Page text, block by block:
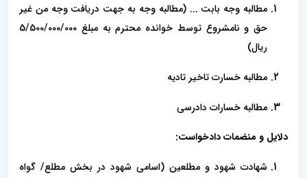
مطالبه وجه بابت ... (مطالبه وجه به جهت دریافت وجه من غیر
حق و نامشروع توسط خوانده محترم به مبلغ 5/500/000/000
ریال)
مطالبه خسارت تاخیر تادیه
مطالبه خسارات دادرسی
دلایل و منضمات دادخواست:
شهادت شهود و مطلعین (اسامی شهود در بخش مطلع/ گواه